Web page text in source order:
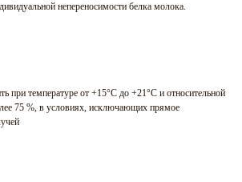
непереносимости белка молока.
при температуре от +15°С до +21°С и относительной
75 %, в условиях, исключающих прямое